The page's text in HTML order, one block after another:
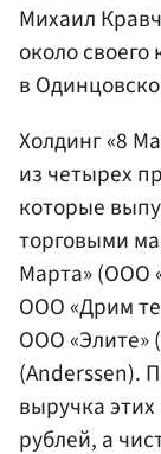
Михаил
около
в
Холдинг «8
из четырех
которые
торговыми
Марта» (ООО
ООО «Дрим
ООО «Элите»
(Anderssen).
выручка
рублей, а